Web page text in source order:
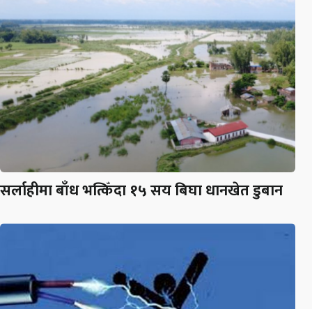
सर्लाहीमा बाँध भत्किँदा १५ सय बिघा धानखेत डुबान